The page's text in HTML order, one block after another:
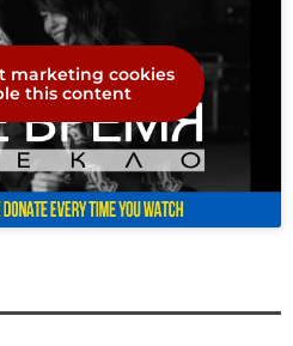
marketing cookies
this content